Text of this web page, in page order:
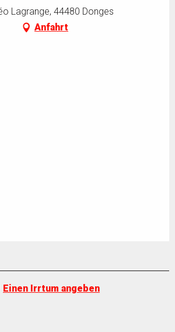
Lagrange, 44480 Donges
Anfahrt
Einen Irrtum angeben